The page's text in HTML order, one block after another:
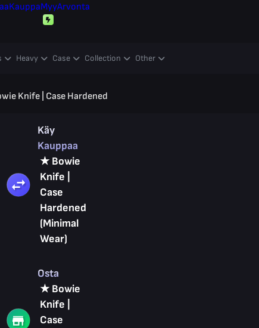
KauppaMyyArvonta
Heavy Case Collection Other
Knife | Case Hardened
Käy
Kauppaa
★ Bowie
Knife |
Case
Hardened
(Minimal
Wear)
Osta
★ Bowie
Knife |
Case